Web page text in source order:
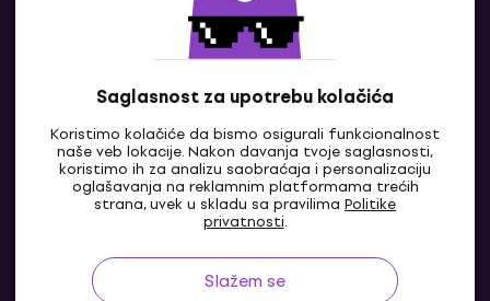
Saglasnost za upotrebu kolačića
Koristimo kolačiće da bismo osigurali funkcionalnost
naše veb lokacije. Nakon davanja tvoje saglasnosti,
koristimo ih za analizu saobraćaja i personalizaciju
oglašavanja na reklamnim platformama trećih
strana, uvek u skladu sa pravilima Politike
privatnosti.
Slažem se
Kontakti
Kontaktiraj nas
BA